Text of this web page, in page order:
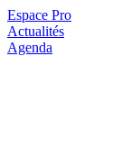
Espace Pro
Actualités
Agenda